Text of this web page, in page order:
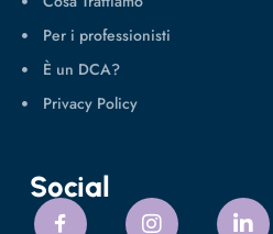
Per i professionisti
È un DCA?
Privacy Policy
Social